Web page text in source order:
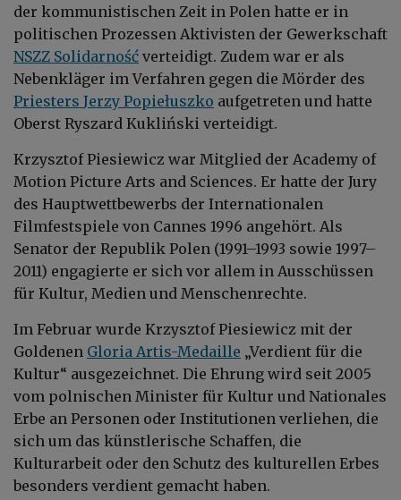
der kommunistischen Zeit in Polen hatte er in
politischen Prozessen Aktivisten der Gewerkschaft
NSZZ Solidarność verteidigt. Zudem war er als
Nebenkläger im Verfahren gegen die Mörder des
Priesters Jerzy Popiełuszko aufgetreten und hatte
Oberst Ryszard Kukliński verteidigt.
Krzysztof Piesiewicz war Mitglied der Academy of
Motion Picture Arts and Sciences. Er hatte der Jury
des Hauptwettbewerbs der Internationalen
Filmfestspiele von Cannes 1996 angehört. Als
Senator der Republik Polen (1991–1993 sowie 1997–
2011) engagierte er sich vor allem in Ausschüssen
für Kultur, Medien und Menschenrechte.
Im Februar wurde Krzysztof Piesiewicz mit der
Goldenen Gloria Artis-Medaille „Verdient für die
Kultur“ ausgezeichnet. Die Ehrung wird seit 2005
vom polnischen Minister für Kultur und Nationales
Erbe an Personen oder Institutionen verliehen, die
sich um das künstlerische Schaffen, die
Kulturarbeit oder den Schutz des kulturellen Erbes
besonders verdient gemacht haben.